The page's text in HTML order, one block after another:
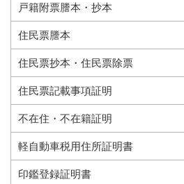
戸籍附票謄本・抄本
住民票謄本
住民票抄本・住民票除票
住民票記載事項証明
不在住・不在籍証明
軽自動車税用住所証明書
印鑑登録証明書